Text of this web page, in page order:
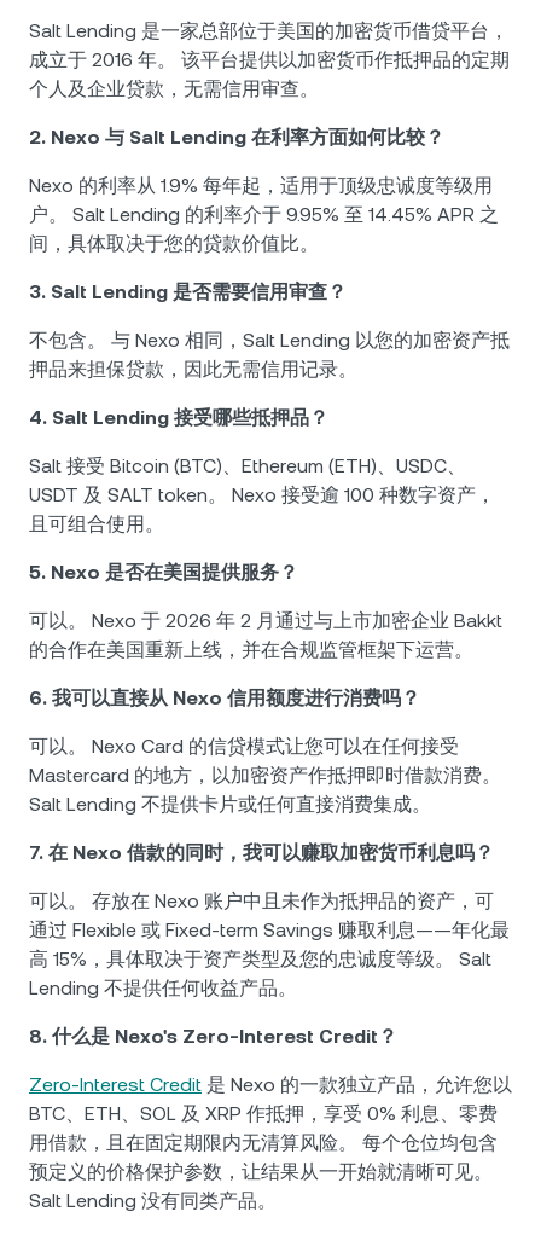
Salt Lending 是一家总部位于美国的加密货币借贷平台，
成立于 2016 年。 该平台提供以加密货币作抵押品的定期
个人及企业贷款，无需信用审查。
2. Nexo 与 Salt Lending 在利率方面如何比较？
Nexo 的利率从 1.9% 每年起，适用于顶级忠诚度等级用
户。 Salt Lending 的利率介于 9.95% 至 14.45% APR 之
间，具体取决于您的贷款价值比。
3. Salt Lending 是否需要信用审查？
不包含。 与 Nexo 相同，Salt Lending 以您的加密资产抵
押品来担保贷款，因此无需信用记录。
4. Salt Lending 接受哪些抵押品？
Salt 接受 Bitcoin (BTC)、Ethereum (ETH)、USDC、
USDT 及 SALT token。 Nexo 接受逾 100 种数字资产，
且可组合使用。
5. Nexo 是否在美国提供服务？
可以。 Nexo 于 2026 年 2 月通过与上市加密企业 Bakkt
的合作在美国重新上线，并在合规监管框架下运营。
6. 我可以直接从 Nexo 信用额度进行消费吗？
可以。 Nexo Card 的信贷模式让您可以在任何接受
Mastercard 的地方，以加密资产作抵押即时借款消费。
Salt Lending 不提供卡片或任何直接消费集成。
7. 在 Nexo 借款的同时，我可以赚取加密货币利息吗？
可以。 存放在 Nexo 账户中且未作为抵押品的资产，可
通过 Flexible 或 Fixed-term Savings 赚取利息——年化最
高 15%，具体取决于资产类型及您的忠诚度等级。 Salt
Lending 不提供任何收益产品。
8. 什么是 Nexo's Zero-Interest Credit？
Zero-Interest Credit 是 Nexo 的一款独立产品，允许您以
BTC、ETH、SOL 及 XRP 作抵押，享受 0% 利息、零费
用借款，且在固定期限内无清算风险。 每个仓位均包含
预定义的价格保护参数，让结果从一开始就清晰可见。
Salt Lending 没有同类产品。